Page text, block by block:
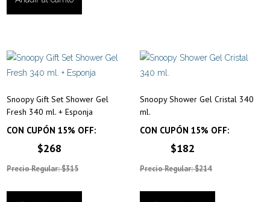
Snoopy Gift Set Shower Gel
Fresh 340 ml. + Esponja
CON CUPÓN 15% OFF:
$268
Precio Regular: $315
Snoopy Shower Gel Cristal 340
ml.
CON CUPÓN 15% OFF:
$182
Precio Regular: $214